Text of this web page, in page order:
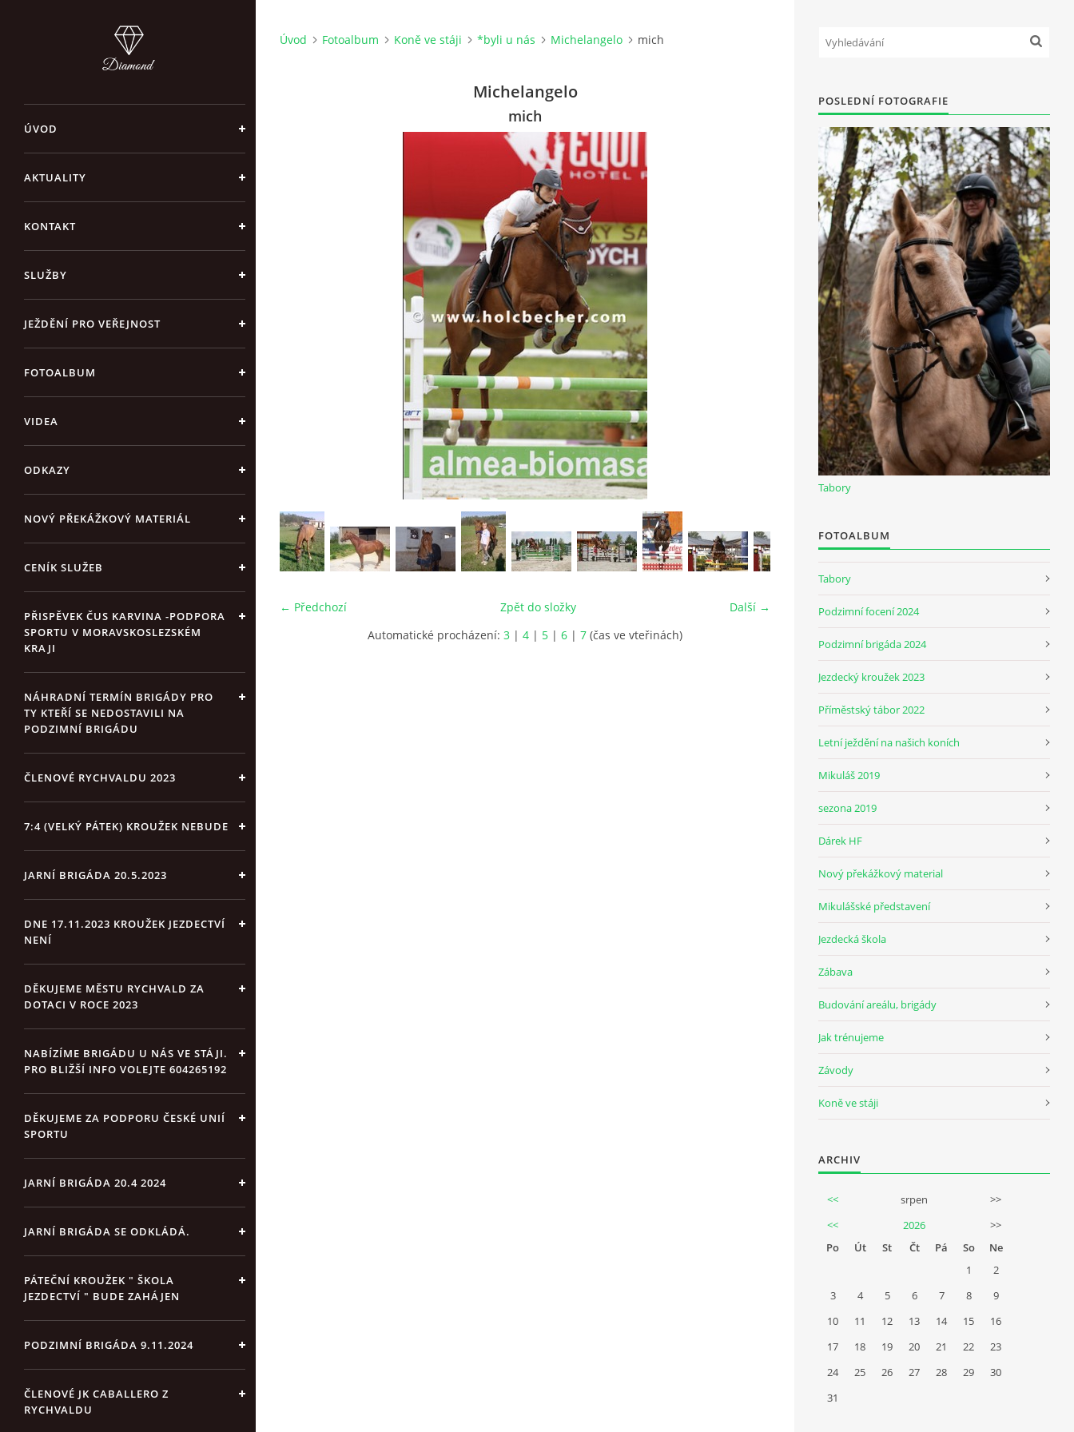
ÚVOD
AKTUALITY
KONTAKT
SLUŽBY
JEŽDĚNÍ PRO VEŘEJNOST
FOTOALBUM
VIDEA
ODKAZY
NOVÝ PŘEKÁŽKOVÝ MATERIÁL
CENÍK SLUŽEB
PŘISPĚVEK ČUS KARVINA -PODPORA
SPORTU V MORAVSKOSLEZSKÉM
KRAJI
NÁHRADNÍ TERMÍN BRIGÁDY PRO
TY KTEŘÍ SE NEDOSTAVILI NA
PODZIMNÍ BRIGÁDU
ČLENOVÉ RYCHVALDU 2023
7:4 (VELKÝ PÁTEK) KROUŽEK NEBUDE
JARNÍ BRIGÁDA 20.5.2023
DNE 17.11.2023 KROUŽEK JEZDECTVÍ
NENÍ
DĚKUJEME MĚSTU RYCHVALD ZA
DOTACI V ROCE 2023
NABÍZÍME BRIGÁDU U NÁS VE STÁJI.
PRO BLIŽŠÍ INFO VOLEJTE 604265192
DĚKUJEME ZA PODPORU ČESKÉ UNIÍ
SPORTU
JARNÍ BRIGÁDA 20.4 2024
JARNÍ BRIGÁDA SE ODKLÁDÁ.
PÁTEČNÍ KROUŽEK " ŠKOLA
JEZDECTVÍ " BUDE ZAHÁJEN
PODZIMNÍ BRIGÁDA 9.11.2024
ČLENOVÉ JK CABALLERO Z
RYCHVALDU
Úvod Fotoalbum Koně ve stáji *byli u nás Michelangelo mich
Michelangelo
mich
← Předchozí Další →
Zpět do složky
Automatické procházení: 3 | 4 | 5 | 6 | 7 (čas ve vteřinách)
POSLEDNÍ FOTOGRAFIE
Tabory
FOTOALBUM
Tabory
Podzimní focení 2024
Podzimní brigáda 2024
Jezdecký kroužek 2023
Příměstský tábor 2022
Letní ježdění na našich koních
Mikuláš 2019
sezona 2019
Dárek HF
Nový překážkový material
Mikulášské představení
Jezdecká škola
Zábava
Budování areálu, brigády
Jak trénujeme
Závody
Koně ve stáji
ARCHIV
<< srpen
>>
<<
2026
>>
Po
Út St Čt Pá So
Ne
1
2
3
4 5 6 7 8
9
10
11 12 13 14 15
16
17
18 19 20 21 22
23
24
25 26 27 28 29
30
31